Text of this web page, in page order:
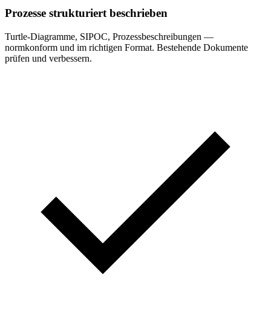
Prozesse strukturiert beschrieben
Turtle-Diagramme, SIPOC, Prozessbeschreibungen —
normkonform und im richtigen Format. Bestehende Dokumente
prüfen und verbessern.